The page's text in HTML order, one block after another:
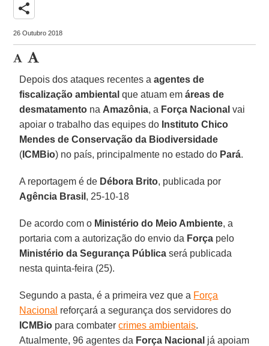
share
26 Outubro 2018
Depois dos ataques recentes aagentes de
fiscalização ambiental que atuam emáreas de
desmatamento na Amazônia, a Força Nacional vai
apoiar o trabalho das equipes do Instituto Chico
Mendes de Conservação da Biodiversidade
( ICMBio) no país, principalmente no estado do Pará.
A reportagem é de Débora Brito, publicada por
Agência Brasil , 25-10-18
De acordo com o Ministério do Meio Ambiente, a
portaria com a autorização do envio da Força pelo
Ministério da Segurança Pública será publicada
nesta quinta-feira (25).
Segundo a pasta, é a primeira vez que a Força
Nacional reforçará a segurança dos servidores do
ICMBio para combatercrimes ambientais.
Atualmente, 96 agentes da Força Nacional já apoiam